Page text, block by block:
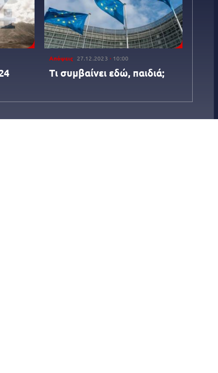
Απόψεις 27.12.2023 10:00
Τι συμβαίνει εδώ, παιδιά;